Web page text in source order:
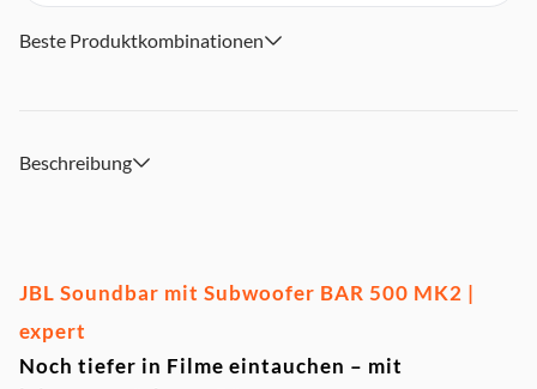
Beste Produktkombinationen
Beschreibung
JBL Soundbar mit Subwoofer BAR 500 MK2 |
expert
Noch tiefer in Filme eintauchen – mit